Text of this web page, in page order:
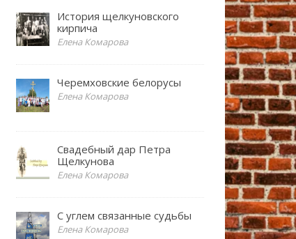
История щелкуновского
кирпича
Елена Комарова
Черемховские белорусы
Елена Комарова
Свадебный дар Петра
Щелкунова
Елена Комарова
С углем связанные судьбы
Елена Комарова